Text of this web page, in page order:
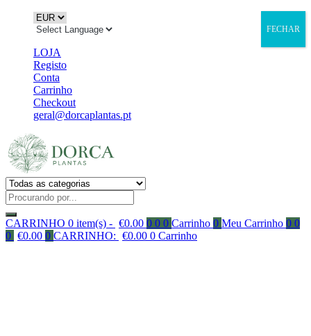
LOJA
Registo
Conta
Carrinho
Checkout
geral@dorcaplantas.pt
CARRINHO 0 item(s) - €0.00 0 0 0 Carrinho 0 Meu Carrinho 0 0
0 €0.00 0 CARRINHO: €0.00 0 Carrinho
FECHAR